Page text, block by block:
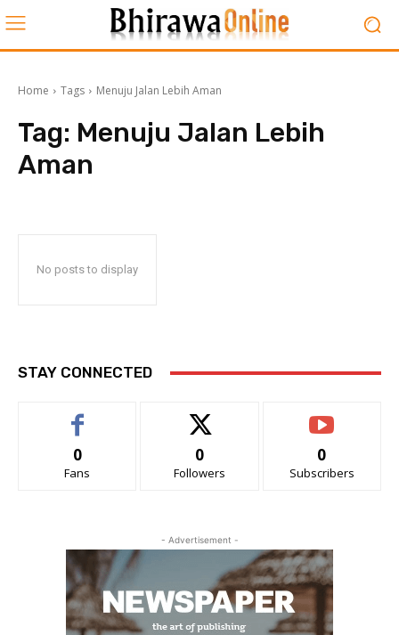
Home Tags Menuju Jalan Lebih Aman
Tag: Menuju Jalan Lebih
Aman
No posts to display
STAY CONNECTED
0
Fans
0
Followers
0
Subscribers
- Advertisement -